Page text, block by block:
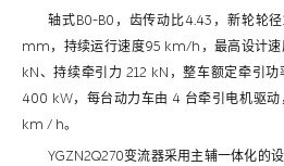
轴式B0-B0，齿传动比4.43，新轮轮
mm，持续运行速度95 km/h，最高设计
kN、持续牵引力 212 kN，整车额定牵引
400 kW，每台动力车由 4 台牵引电机驱
km / h。
YGZN2Q270变流器采用主辅一体化的